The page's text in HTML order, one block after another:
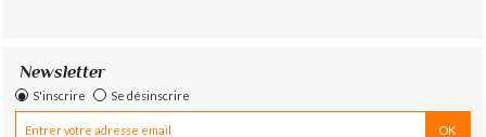
Newsletter
S'inscrire Se désinscrire